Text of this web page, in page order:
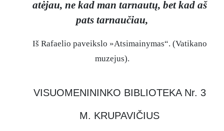
atėjau, ne kad man tarnautų, bet kad aš
pats tarnaučiau,
Iš Rafaelio paveikslo »Atsimainymas“. (Vatikano
muzejus).
VISUOMENININKO BIBLIOTEKA Nr. 3
M. KRUPAVIČIUS